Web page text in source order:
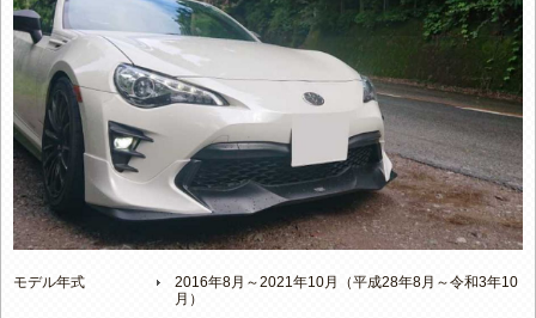
モデル年式
2016年8月～2021年10月（平成28年8月～令和3年10
月）